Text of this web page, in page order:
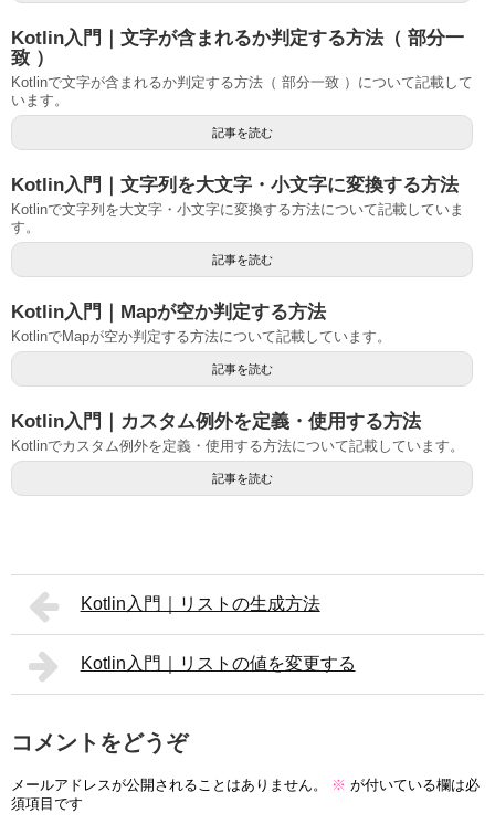
Kotlin入門｜文字が含まれるか判定する方法（ 部分一
致 ）
Kotlinで文字が含まれるか判定する方法（ 部分一致 ）について記載して
います。
記事を読む
Kotlin入門｜文字列を大文字・小文字に変換する方法
Kotlinで文字列を大文字・小文字に変換する方法について記載していま
す。
記事を読む
Kotlin入門｜Mapが空か判定する方法
KotlinでMapが空か判定する方法について記載しています。
記事を読む
Kotlin入門｜カスタム例外を定義・使用する方法
Kotlinでカスタム例外を定義・使用する方法について記載しています。
記事を読む
Kotlin入門｜リストの生成方法
Kotlin入門｜リストの値を変更する
コメントをどうぞ
メールアドレスが公開されることはありません。 ※ が付いている欄は必
須項目です